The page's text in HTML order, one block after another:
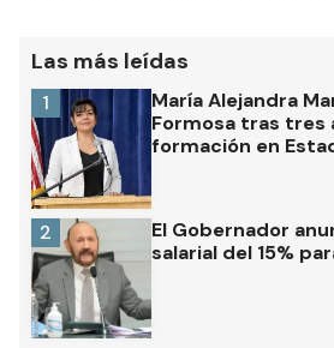
Las más leídas
María Alejandra
Formosa tras tres
formación en
1
El Gobernador
salarial del 15%
2